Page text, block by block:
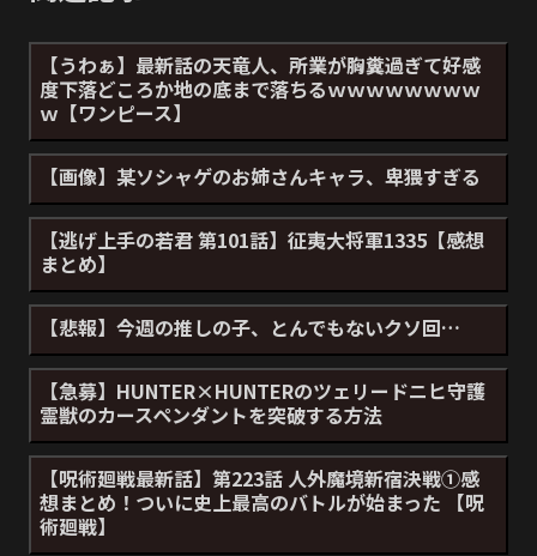
【うわぁ】最新話の天竜人、所業が胸糞過ぎて好感
度下落どころか地の底まで落ちるｗｗｗｗｗｗｗｗ
ｗ【ワンピース】
【画像】某ソシャゲのお姉さんキャラ、卑猥すぎる
【逃げ上手の若君 第101話】征夷大将軍1335【感想
まとめ】
【悲報】今週の推しの子、とんでもないクソ回…
【急募】HUNTER×HUNTERのツェリードニヒ守護
霊獣のカースペンダントを突破する方法
【呪術廻戦最新話】第223話 人外魔境新宿決戦①感
想まとめ！ついに史上最高のバトルが始まった 【呪
術廻戦】